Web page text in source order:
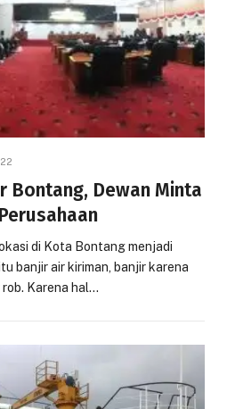
Bontang, Dewan Minta
di Kota Bontang menjadi
banjir air kiriman, banjir karena
rob. Karena hal…